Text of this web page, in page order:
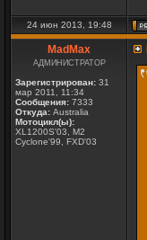
24 июн 2013, 19:48
MadMax
АДМИНИСТРАТОР
Зарегистрирован: 31
мар 2011, 11:34
Сообщения: 7333
Откуда: Australia
Мотоцикл(ы):
XL1200S'03, M2
Cyclone'99, FXD'03